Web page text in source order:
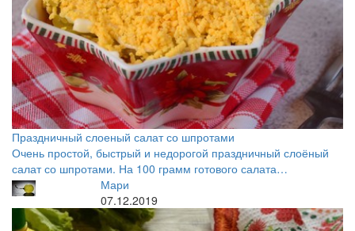
Праздничный слоеный салат со шпротами
Очень простой, быстрый и недорогой праздничный слоёный
салат со шпротами. На 100 грамм готового салата…
Мари
07.12.2019